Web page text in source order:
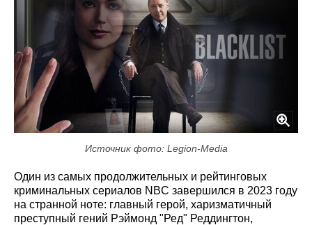
Источник фото: Legion-Media
Один из самых продолжительных и рейтинговых
криминальных сериалов NBC завершился в 2023 году
на странной ноте: главный герой, харизматичный
преступный гений Рэймонд "Ред" Реддингтон,